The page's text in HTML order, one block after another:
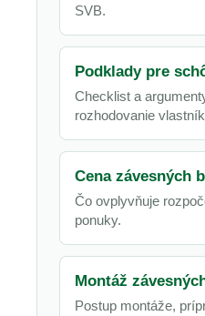
SVB.
Podklady pre
Checklist a
rozhodovanie
Cena závesných
Čo ovplyvňuje
ponuky.
Montáž
Postup montáže,